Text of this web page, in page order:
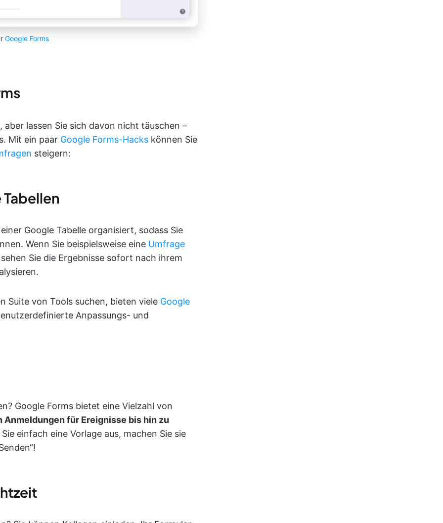
Google Forms
lassen Sie sich davon nicht täuschen –
Mit ein paar Google Forms-Hacks können Sie
steigern:
Google Tabelle organisiert, sodass Sie
Wenn Sie beispielsweise eine Umfrage
Sie die Ergebnisse sofort nach ihrem
Suite von Tools suchen, bieten viele Google
Anpassungs- und
Google Forms bietet eine Vielzahl von
Anmeldungen für Ereignisse bis hin zu
einfach eine Vorlage aus, machen Sie sie